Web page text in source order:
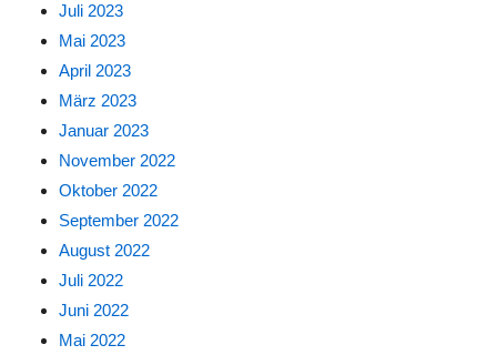
Juli 2023
Mai 2023
April 2023
März 2023
Januar 2023
November 2022
Oktober 2022
September 2022
August 2022
Juli 2022
Juni 2022
Mai 2022